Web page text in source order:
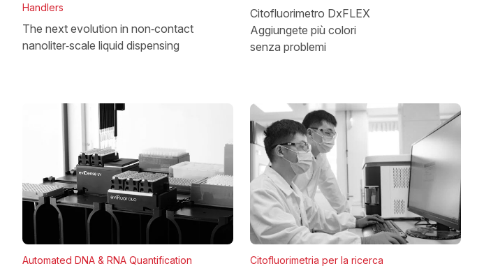
Handlers
The next evolution in non‑contact
nanoliter‑scale liquid dispensing
Citofluorimetro DxFLEX
Aggiungete più colori
senza problemi
Automated DNA & RNA Quantification Citofluorimetria per la ricerca